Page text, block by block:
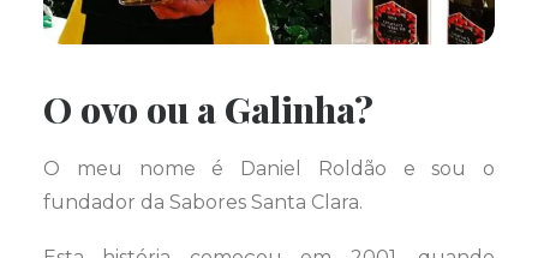
O ovo ou a Galinha?
O meu nome é Daniel Roldão e sou o
fundador da Sabores Santa Clara.